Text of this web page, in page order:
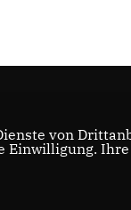
von
Einwilligung.